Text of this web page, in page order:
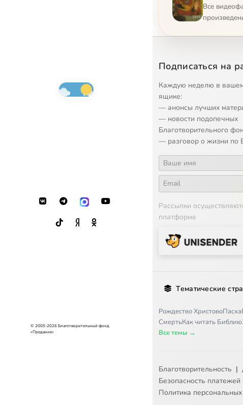
© 2005-2026 Благотворительный фонд
«Предание»
10 Ноябрь
Все
Подписаться на
Каждую неделю в
ящике:
— анонсы лучших
— новости подопечных
Благотворительного
— разговор о жизни по
Рассылки
платформе
Тематические
Рождество ХристовоПасха
СмертьКак читать Библию
Все темы →
Благотворительность |
Безопасность платежей
Политика